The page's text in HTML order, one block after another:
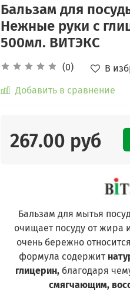
Бальзам для
Нежные руки с
500мл. ВИТЭКС
(0)
В
Добавить в сравнение
267.00 руб
Бальзам для мытья
очищает посуду от жира
очень бережно
формула содержит
глицерин, благодаря
смягчающим,